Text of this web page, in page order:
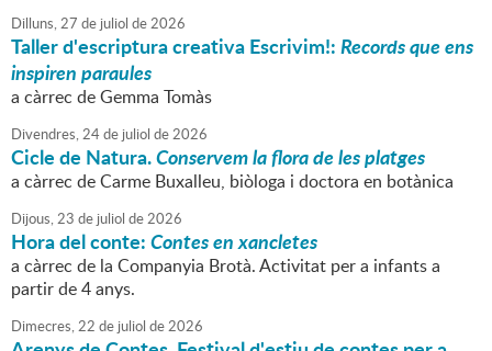
Dilluns,27 de juliol de2026
Taller d'escriptura creativa Escrivim!:Records que ens
inspiren paraules
a càrrec de Gemma Tomàs
Divendres,24de juliol de2026
Cicle de Natura.Conservem la flora de les platges
a càrrec de Carme Buxalleu, biòloga i doctora en botànica
Dijous,23 de juliol de2026
Hora del conte:Contes en xancletes
a càrrec de la Companyia Brotà. Activitat per a infants a
partir de 4 anys.
Dimecres,22 de juliol de2026